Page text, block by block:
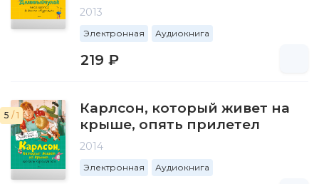
2013
Электронная Аудиокнига
219 ₽
5 / 1
Карлсон, который живет на
крыше, опять прилетел
2014
Электронная Аудиокнига